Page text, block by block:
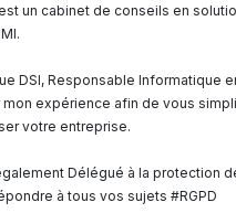
un cabinet de conseils en
DSI, Responsable Informatique
mon expérience afin de vous
votre entreprise.
Délégué à la protection
à tous vos sujets #RGPD